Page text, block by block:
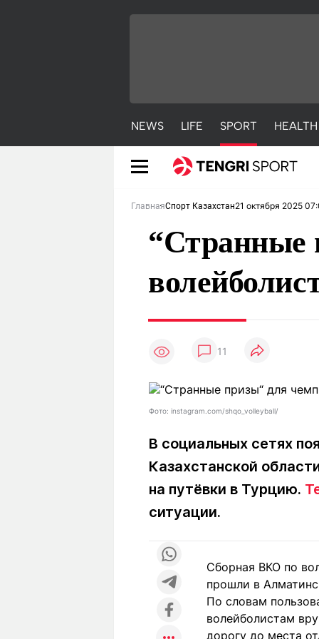
NEWS LIFE SPORT HEALTH
Погода
Рейтинги
LIFE
Полезно
Гороскопы
Рецепты
О проекте
Редакция
+7 (777) 001 44 99
ГлавнаяСпорт Казахстан21 октября 2025
“Странные
11
Фото: instagram.com/shqo_volleyball/
В социальных сетях
Казахстанской
на путёвки в Турцию.
ситуации.
Сборная ВКО по
прошли в
По словам
волейболистам
дорогу до места